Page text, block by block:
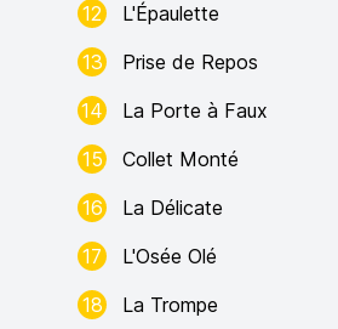
12
L'Épaulette
13
Prise de Repos
14
La Porte à Faux
15
Collet Monté
16
La Délicate
17
L'Osée Olé
18
La Trompe